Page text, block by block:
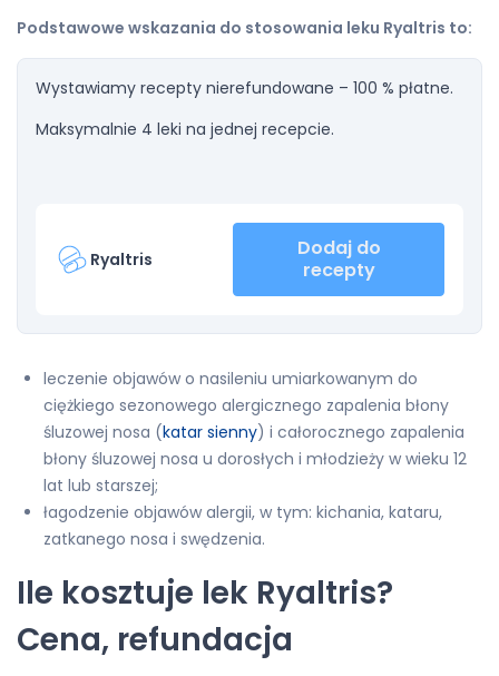
Podstawowe wskazania do stosowania leku Ryaltris to:
Wystawiamy recepty nierefundowane – 100 % płatne.
Maksymalnie 4 leki na jednej recepcie.
Ryaltris
Dodaj do
recepty
leczenie objawów o nasileniu umiarkowanym do
ciężkiego sezonowego alergicznego zapalenia błony
śluzowej nosa (katar sienny) i całorocznego zapalenia
błony śluzowej nosa u dorosłych i młodzieży w wieku 12
lat lub starszej;
łagodzenie objawów alergii, w tym: kichania, kataru,
zatkanego nosa i swędzenia.
Ile kosztuje lek Ryaltris?
Cena, refundacja